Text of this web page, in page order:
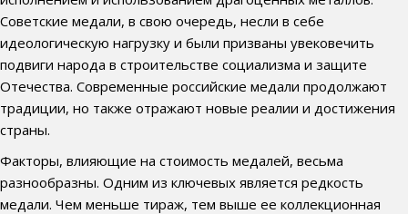
Советские медали, в свою очередь, несли в себе
идеологическую нагрузку и были призваны увековечить
подвиги народа в строительстве социализма и защите
Отечества. Современные российские медали продолжают
традиции, но также отражают новые реалии и достижения
страны.
Факторы, влияющие на стоимость медалей, весьма
разнообразны. Одним из ключевых является редкость
медали. Чем меньше тираж, тем выше ее коллекционная